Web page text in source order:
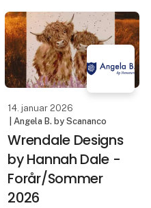
til, og produkter, der
inviterer til kreativ
dekoration og hyggel
14. januar 2026
| Angela B. by Scananco
Wrendale Designs
by Hannah Dale -
Forår/Sommer
2026